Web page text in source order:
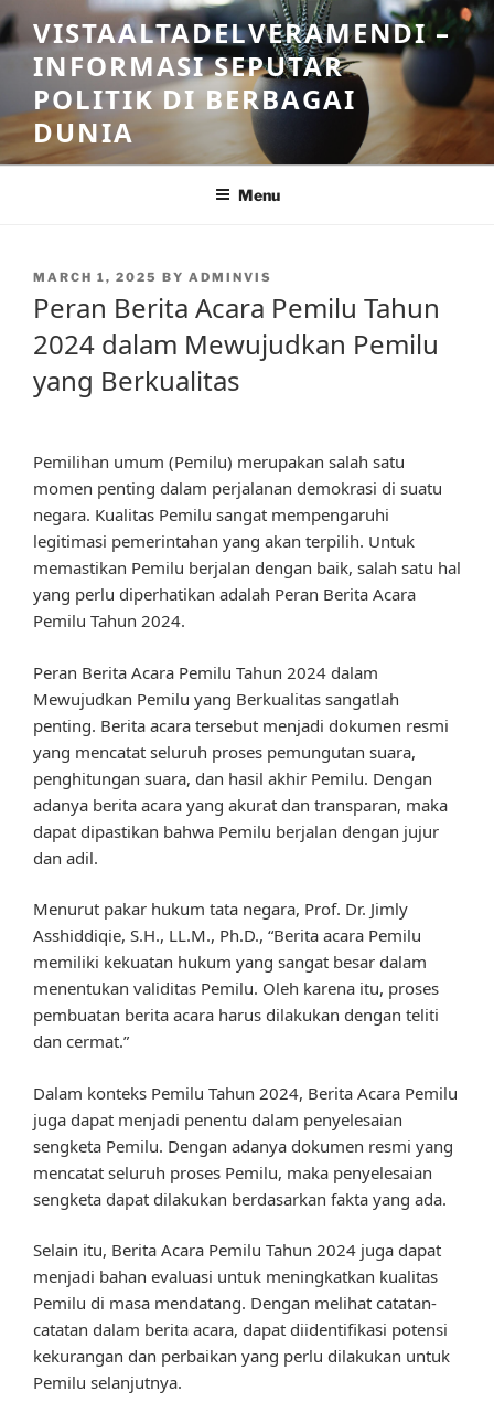
Skip
to
content
VISTAALTADELVERAMENDI –
INFORMASI SEPUTAR
POLITIK DI BERBAGAI
DUNIA
Menu
POSTED
MARCH 1, 2025 BY ADMINVIS
Peran Berita Acara Pemilu Tahun
2024 dalam Mewujudkan Pemilu
yang Berkualitas
Pemilihan umum (Pemilu) merupakan salah satu
momen penting dalam perjalanan demokrasi di suatu
negara. Kualitas Pemilu sangat mempengaruhi
legitimasi pemerintahan yang akan terpilih. Untuk
memastikan Pemilu berjalan dengan baik, salah satu hal
yang perlu diperhatikan adalah Peran Berita Acara
Pemilu Tahun 2024.
Peran Berita Acara Pemilu Tahun 2024 dalam
Mewujudkan Pemilu yang Berkualitas sangatlah
penting. Berita acara tersebut menjadi dokumen resmi
yang mencatat seluruh proses pemungutan suara,
penghitungan suara, dan hasil akhir Pemilu. Dengan
adanya berita acara yang akurat dan transparan, maka
dapat dipastikan bahwa Pemilu berjalan dengan jujur
dan adil.
Menurut pakar hukum tata negara, Prof. Dr. Jimly
Asshiddiqie, S.H., LL.M., Ph.D., “Berita acara Pemilu
memiliki kekuatan hukum yang sangat besar dalam
menentukan validitas Pemilu. Oleh karena itu, proses
pembuatan berita acara harus dilakukan dengan teliti
dan cermat.”
Dalam konteks Pemilu Tahun 2024, Berita Acara Pemilu
juga dapat menjadi penentu dalam penyelesaian
sengketa Pemilu. Dengan adanya dokumen resmi yang
mencatat seluruh proses Pemilu, maka penyelesaian
sengketa dapat dilakukan berdasarkan fakta yang ada.
Selain itu, Berita Acara Pemilu Tahun 2024 juga dapat
menjadi bahan evaluasi untuk meningkatkan kualitas
Pemilu di masa mendatang. Dengan melihat catatan-
catatan dalam berita acara, dapat diidentifikasi potensi
kekurangan dan perbaikan yang perlu dilakukan untuk
Pemilu selanjutnya.